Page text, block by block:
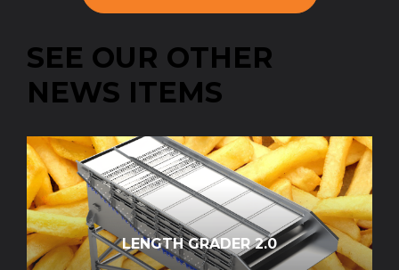
SEE OUR OTHER
NEWS ITEMS
LENGTH GRADER 2.0